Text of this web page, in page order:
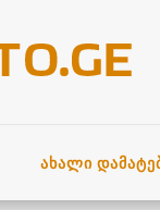
ᲐᲮᲐᲚᲘ